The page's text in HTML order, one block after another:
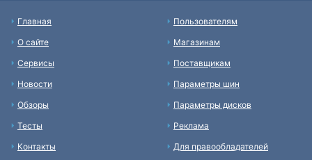
Главная
О сайте
Сервисы
Новости
Обзоры
Тесты
Контакты
Пользователям
Магазинам
Поставщикам
Параметры шин
Параметры дисков
Реклама
Для правообладателей